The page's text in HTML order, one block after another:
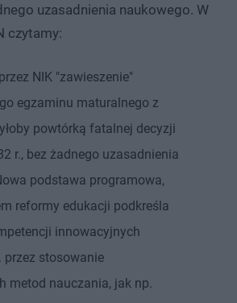
uzasadnienia naukowego. W
czytamy:
NIK "zawieszenie"
egzaminu maturalnego z
powtórką fatalnej decyzji
r., bez żadnego uzasadnienia
podstawa programowa,
reformy edukacji podkreśla
innowacyjnych
przez stosowanie
metod nauczania, jak np.